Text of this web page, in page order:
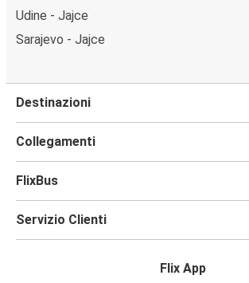
Udine - Jajce
Sarajevo - Jajce
Destinazioni
Collegamenti
FlixBus
Servizio Clienti
Flix App